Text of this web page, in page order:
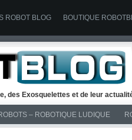
ROBOT BLOG BOUTIQUE
des Exosquelettes et de leur
– ROBOTIQUE LUDIQUE